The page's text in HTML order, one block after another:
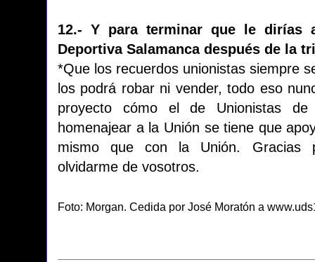
12.- Y para terminar que le dirías
Deportiva Salamanca después de la
*Que los recuerdos unionistas siempre
los podrá robar ni vender, todo eso
proyecto cómo el de Unionistas de
homenajear a la Unión se tiene que
mismo que con la Unión. Gracias
olvidarme de vosotros.
Foto: Morgan. Cedida por José Moratón a